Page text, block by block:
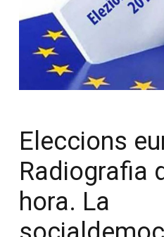
Eleccions
Radiografia
hora. La